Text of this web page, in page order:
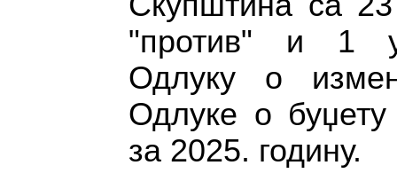
"против" и 1
Одлуку о
Одлуке о
за 2025. годину.